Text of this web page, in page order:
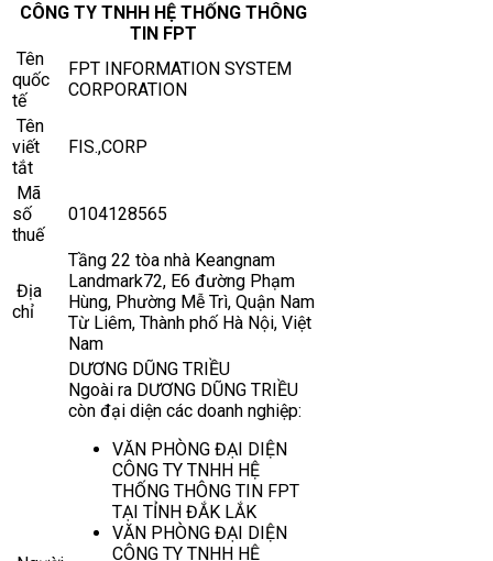
CÔNG TY TNHH HỆ THỐNG THÔNG
TIN FPT
Tên
quốc
tế
FPT INFORMATION SYSTEM
CORPORATION
Tên
viết
tắt
FIS.,CORP
Mã
số
thuế
0104128565
Địa
chỉ
Tầng 22 tòa nhà Keangnam
Landmark72, E6 đường Phạm
Hùng, Phường Mễ Trì, Quận Nam
Từ Liêm, Thành phố Hà Nội, Việt
Nam
DƯƠNG DŨNG TRIỀU
Ngoài ra DƯƠNG DŨNG TRIỀU
còn đại diện các doanh nghiệp:
VĂN PHÒNG ĐẠI DIỆN
CÔNG TY TNHH HỆ
THỐNG THÔNG TIN FPT
TẠI TỈNH ĐẮK LẮK
VĂN PHÒNG ĐẠI DIỆN
CÔNG TY TNHH HỆ